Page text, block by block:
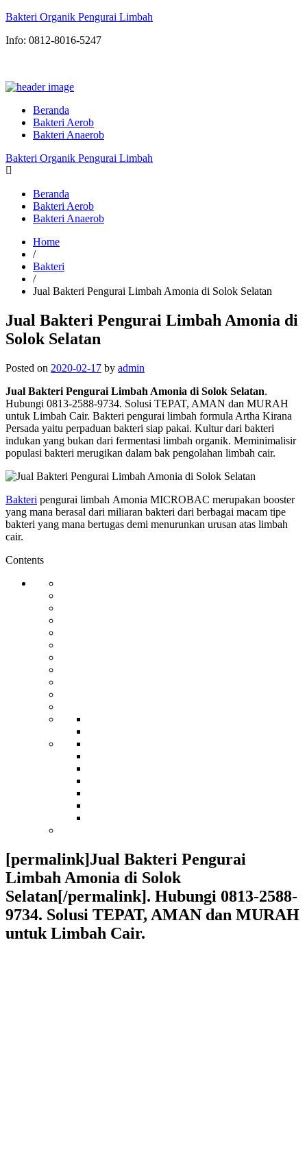
Bakteri Organik Pengurai Limbah
Info: 0812-8016-5247
Beranda
Bakteri Aerob
Bakteri Anaerob
Bakteri Organik Pengurai Limbah
Beranda
Bakteri Aerob
Bakteri Anaerob
Home
/
Bakteri
/
Jual Bakteri Pengurai Limbah Amonia di Solok Selatan
Jual Bakteri Pengurai Limbah Amonia di
Solok Selatan
Posted on 2020-02-17 by admin
Jual Bakteri Pengurai Limbah Amonia di Solok Selatan.
Hubungi 0813-2588-9734. Solusi TEPAT, AMAN dan MURAH
untuk Limbah Cair. Bakteri pengurai limbah formula Artha Kirana
Persada yaitu perpaduan bakteri siap pakai. Kultur dari bakteri
indukan yang bukan dari fermentasi limbah organik. Meminimalisir
populasi bakteri merugikan dalam bak pengolahan limbah cair.
Bakteri pengurai limbah Amonia MICROBAC merupakan booster
yang mana berasal dari miliaran bakteri dari berbagai macam tipe
bakteri yang mana bertugas demi menurunkan urusan atas limbah
cair.
Contents
[permalink]Jual Bakteri Pengurai
Limbah Amonia di Solok
Selatan[/permalink]. Hubungi 0813-2588-
9734. Solusi TEPAT, AMAN dan MURAH
untuk Limbah Cair.